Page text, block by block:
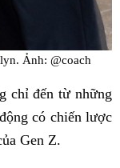
Ảnh: @coach
chỉ đến từ những
có chiến lược
Gen Z.